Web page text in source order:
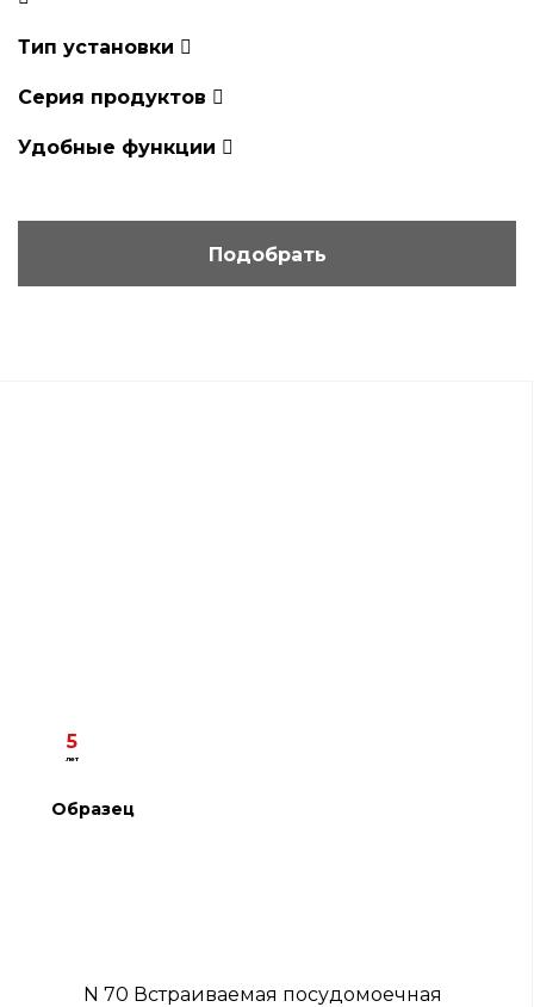
Тип установки
Серия продуктов
Удобные функции
5
лет
Образец
N 70 Встраиваемая посудомоечная